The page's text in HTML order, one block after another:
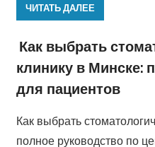
ЧИТАТЬ ДАЛЕЕ
Как выбрать
клинику в Минске:
для пациентов
Как выбрать
полное руководство по